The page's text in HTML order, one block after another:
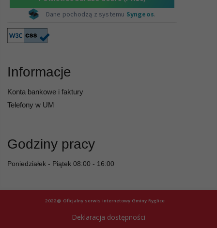
Informacje
Konta bankowe i faktury
Telefony w UM
Godziny pracy
Poniedziałek - Piątek 08:00 - 16:00
2022@ Oficjalny serwis internetowy Gminy Ryglice
Deklaracja dostępności